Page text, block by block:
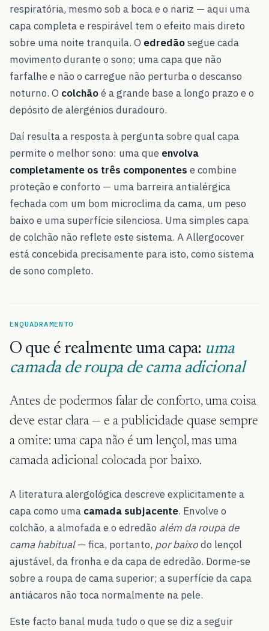
respiratória, mesmo sob a boca e o nariz — aqui uma
capa completa e respirável tem o efeito mais direto
sobre uma noite tranquila. O edredãosegue cada
movimento durante o sono; uma capa que não
farfalhe e não o carregue não perturba o descanso
noturno. O colchãoé a grande base a longo prazo e o
depósito de alergénios duradouro.
Daí resulta a resposta à pergunta sobre qual capa
permite o melhor sono: uma que envolva
completamente os três componentes e combine
proteção e conforto — uma barreira antialérgica
fechada com um bom microclima da cama, um peso
baixo e uma superfície silenciosa. Uma simples capa
de colchão não reflete este sistema. A Allergocover
está concebida precisamente para isto, como sistema
de sono completo.
ENQUADRAMENTO
O que é realmente uma capa: uma
camada de roupa de cama adicional
Antes de podermos falar de conforto, uma coisa
deve estar clara — e a publicidade quase sempre
a omite: uma capa não é um lençol, mas uma
camada adicional colocada por baixo.
A literatura alergológica descreve explicitamente a
capa como uma camada subjacente. Envolve o
colchão, a almofada e o edredão além da roupa de
cama habitual— fica, portanto, por baixodo lençol
ajustável, da fronha e da capa de edredão. Dorme-se
sobre a roupa de cama superior; a superfície da capa
antiácaros não toca normalmente na pele.
Este facto banal muda tudo o que se diz a seguir